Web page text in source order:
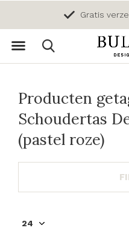
Gratis
Producten
Schoudertas
(pastel roze)